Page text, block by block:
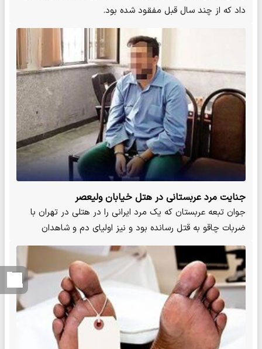
داد که از چند سال قبل مفقود شده بود.
جنایت مرد عربستانی در هتل خیابان ولیعصر
جوان تبعه عربستان که یک مرد ایرانی را در هتلی در تهران با
ضربات چاقو به قتل رسانده بود و نیز اولیای دم و شاهدان
ماجرا…